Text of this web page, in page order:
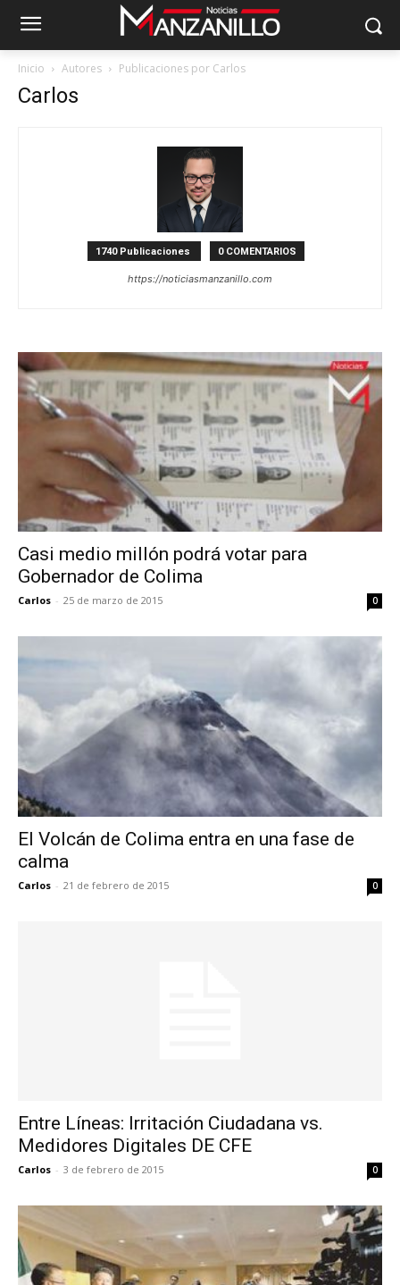
Inicio Autores Publicaciones por Carlos
Carlos
1740 Publicaciones 0 COMENTARIOS
https://noticiasmanzanillo.com
Casi medio millón podrá votar para
Gobernador de Colima
Carlos - 25 de marzo de 2015 0
El Volcán de Colima entra en una fase de
calma
Carlos - 21 de febrero de 2015 0
Entre Líneas: Irritación Ciudadana vs.
Medidores Digitales DE CFE
Carlos - 3 de febrero de 2015 0